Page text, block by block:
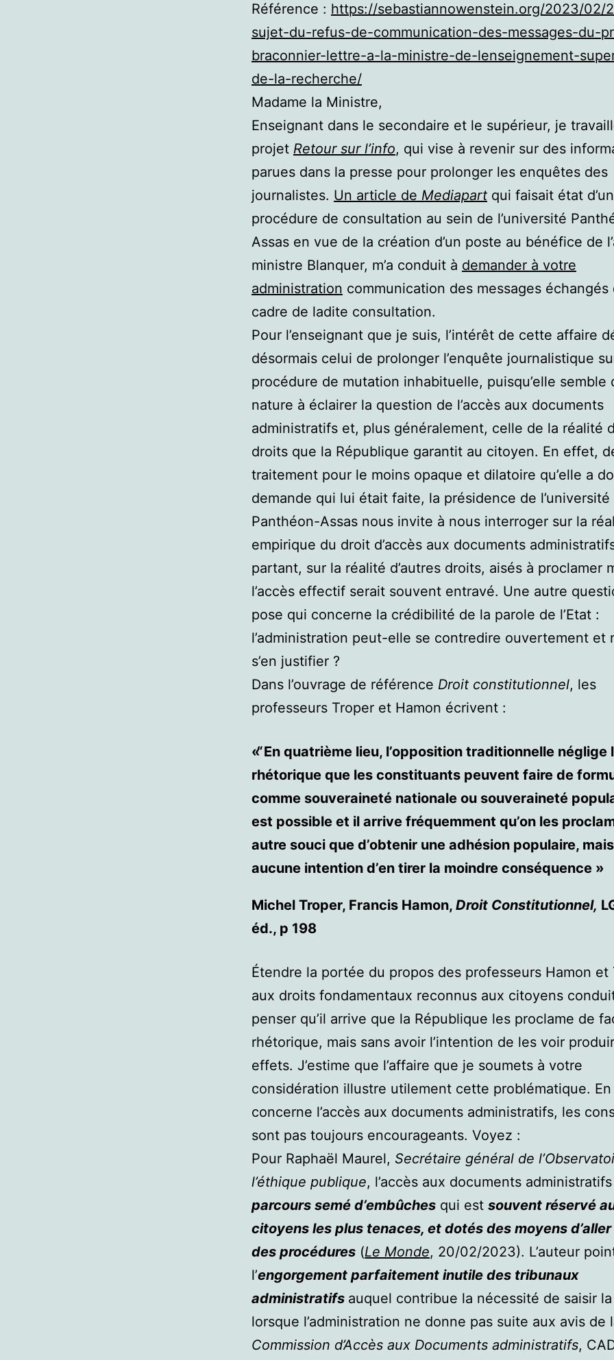
Référence : https://sebastiannowenstein.org/2023/02/
sujet-du-refus-de-communication-des-messages-du-
braconnier-lettre-a-la-ministre-de-lenseignement-
de-la-recherche/
Madame la Ministre,
Enseignant dans le secondaire et le supérieur, je
projet Retour sur l’info, qui vise à revenir sur des
parues dans la presse pour prolonger les enquêtes des
journalistes. Un article de Mediapart qui faisait état
procédure de consultation au sein de l’université
Assas en vue de la création d’un poste au bénéfice de
ministre Blanquer, m’a conduit à demander à votre
administration communication des messages échangés
cadre de ladite consultation.
Pour l’enseignant que je suis, l’intérêt de cette affaire
désormais celui de prolonger l’enquête journalistique
procédure de mutation inhabituelle, puisqu’elle semble
nature à éclairer la question de l’accès aux documents
administratifs et, plus généralement, celle de la réalité
droits que la République garantit au citoyen. En effet,
traitement pour le moins opaque et dilatoire qu’elle a
demande qui lui était faite, la présidence de l’université
Panthéon-Assas nous invite à nous interroger sur la
empirique du droit d’accès aux documents
partant, sur la réalité d’autres droits, aisés à proclamer
l’accès effectif serait souvent entravé. Une autre
pose qui concerne la crédibilité de la parole de l’Etat :
l’administration peut-elle se contredire ouvertement et
s’en justifier ?
Dans l’ouvrage de référence Droit constitutionnel, les
professeurs Troper et Hamon écrivent :
« En quatrième lieu, l’opposition traditionnelle néglige
rhétorique que les constituants peuvent faire de
comme souveraineté nationale ou souveraineté
est possible et il arrive fréquemment qu’on les
autre souci que d’obtenir une adhésion populaire,
aucune intention d’en tirer la moindre conséquence »
Michel Troper, Francis Hamon, Droit Constitutionnel,
éd., p 198
Étendre la portée du propos des professeurs Hamon et
aux droits fondamentaux reconnus aux citoyens
penser qu’il arrive que la République les proclame de
rhétorique, mais sans avoir l’intention de les voir
effets. J’estime que l’affaire que je soumets à votre
considération illustre utilement cette problématique.
concerne l’accès aux documents administratifs, les
sont pas toujours encourageants. Voyez :
Pour Raphaël Maurel, Secrétaire général de
l’éthique publique, l’accès aux documents
parcours semé d’embûches qui est souvent réservé
citoyens les plus tenaces, et dotés des moyens
des procédures (Le Monde, 20/02/2023). L’auteur
l’engorgement parfaitement inutile des tribunaux
administratifs auquel contribue la nécessité de saisir
lorsque l’administration ne donne pas suite aux avis de
Commission d’Accès aux Documents administratifs,